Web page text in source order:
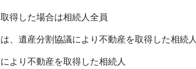
得した場合は相続人全員
、遺産分割協議により不動産を取得した相続人
より不動産を取得した相続人